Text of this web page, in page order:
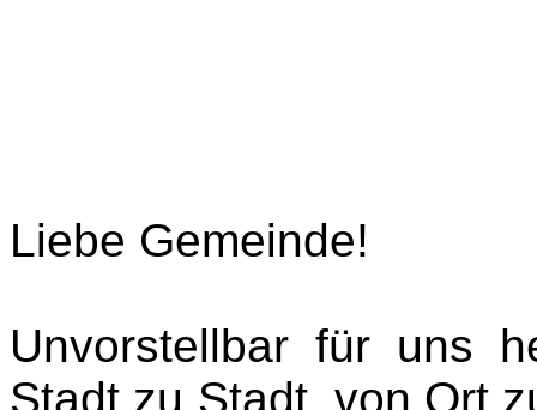
Liebe Gemeinde!
Unvorstellbar für uns
Stadt zu Stadt, von Ort